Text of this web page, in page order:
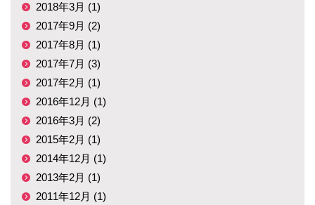
2018年3月 (1)
2017年9月 (2)
2017年8月 (1)
2017年7月 (3)
2017年2月 (1)
2016年12月 (1)
2016年3月 (2)
2015年2月 (1)
2014年12月 (1)
2013年2月 (1)
2011年12月 (1)